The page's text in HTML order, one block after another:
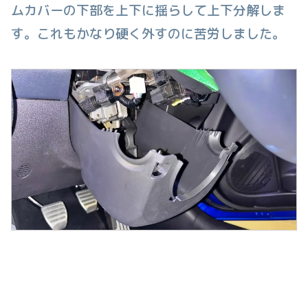
ムカバーの下部を上下に揺らして上下分解しま
す。これもかなり硬く外すのに苦労しました。